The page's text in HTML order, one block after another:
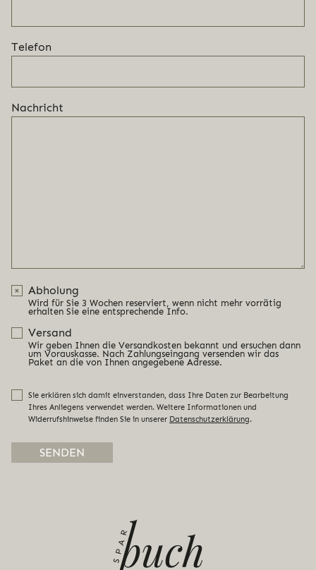
Telefon
Nachricht
Abholung
Wird für Sie 3 Wochen reserviert, wenn nicht mehr vorrätig
erhalten Sie eine entsprechende Info.
Versand
Wir geben Ihnen die Versandkosten bekannt und ersuchen dann
um Vorauskasse. Nach Zahlungseingang versenden wir das
Paket an die von Ihnen angegebene Adresse.
Sie erklären sich damit einverstanden, dass Ihre Daten zur Bearbeitung
Ihres Anliegens verwendet werden. Weitere Informationen und
Widerrufshinweise finden Sie in unserer Datenschutzerklärung.